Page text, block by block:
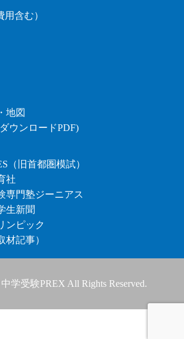
含む）
地図
ウンロードPDF)
（旧首都圏模試）
社
専門塾ジーニアス
生新聞
ンピック
記事）
学受験PREX All Rights Reserved.